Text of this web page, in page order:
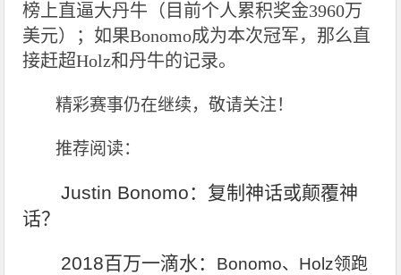
榜上直逼大丹牛（目前个人累积奖金3960万
美元）；如果Bonomo成为本次冠军，那么直
接赶超Holz和丹牛的记录。
精彩赛事仍在继续，敬请关注！
推荐阅读：
Justin Bonomo：复制神话或颠覆神
话？
2018百万一滴水： Bonomo、Holz领跑